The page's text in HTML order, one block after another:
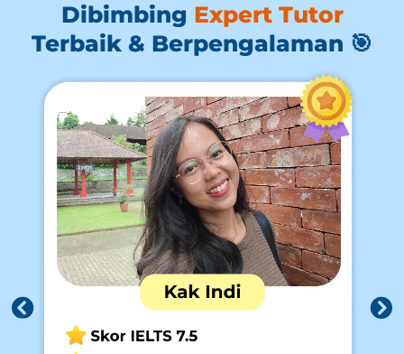
Dibimbing Expert Tutor
Terbaik & Berpengalaman 🎯